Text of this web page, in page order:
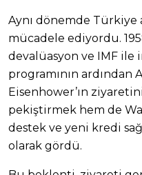
Aynı dönemde
mücadele ediyordu.
devalüasyon ve IMF ile
programının
Eisenhower’ın
pekiştirmek hem de
destek ve yeni kredi
olarak gördü.